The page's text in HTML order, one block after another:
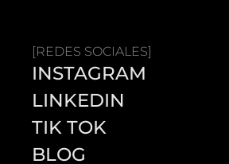
[REDES SOCIALES]
INSTAGRAM
LINKEDIN
TIK TOK
BLOG